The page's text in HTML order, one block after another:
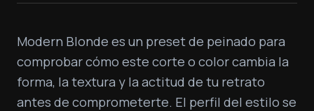
Modern Blonde es un preset de peinado para
comprobar cómo este corte o color cambia la
forma, la textura y la actitud de tu retrato
antes de comprometerte. El perfil del estilo se